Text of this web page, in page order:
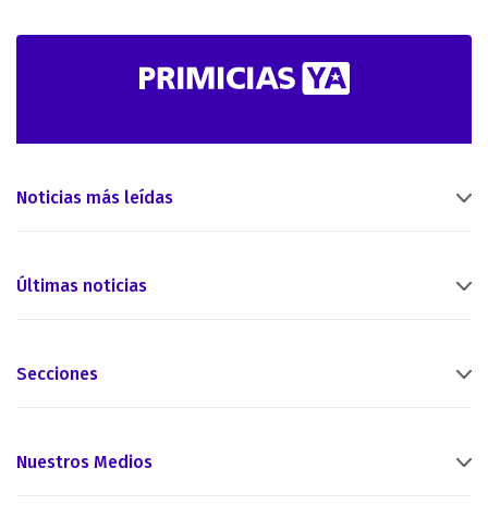
Noticias más leídas
Últimas noticias
Secciones
Nuestros Medios